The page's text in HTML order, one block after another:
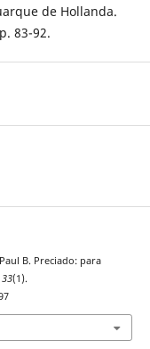
de Hollanda.
83-92.
B. Preciado: para
33(1).